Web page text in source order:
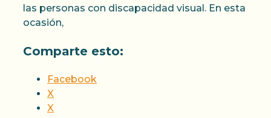
las personas con discapacidad visual. En esta
ocasión,
Comparte esto:
Facebook
X
X